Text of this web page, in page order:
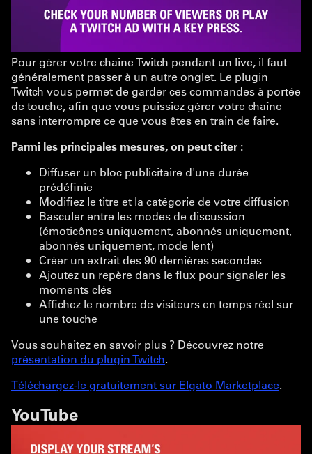
Pour gérer votre chaîne Twitch pendant un live, il faut
généralement passer à un autre onglet. Le plugin
Twitch vous permet de garder ces commandes à portée
de touche, afin que vous puissiez gérer votre chaîne
sans interrompre ce que vous êtes en train de faire.
Parmi les principales mesures, on peut citer :
Diffuser un bloc publicitaire d'une durée
prédéfinie
Modifiez le titre et la catégorie de votre diffusion
Basculer entre les modes de discussion
(émoticônes uniquement, abonnés uniquement,
abonnés uniquement, mode lent)
Créer un extrait des 90 dernières secondes
Ajoutez un repère dans le flux pour signaler les
moments clés
Affichez le nombre de visiteurs en temps réel sur
une touche
Vous souhaitez en savoir plus ? Découvrez notre
présentation du plugin Twitch.
Téléchargez-le gratuitement sur Elgato Marketplace.
YouTube